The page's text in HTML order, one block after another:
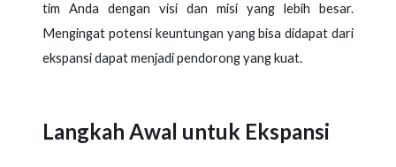
tim Anda dengan visi dan misi yang lebih besar.
Mengingat potensi keuntungan yang bisa didapat dari
ekspansi dapat menjadi pendorong yang kuat.
Langkah Awal untuk Ekspansi